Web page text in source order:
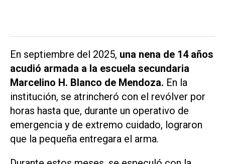
En septiembre del 2025, una nena de 14 años
acudió armada a la escuela secundaria
Marcelino H. Blanco de Mendoza. En la
institución, se atrincheró con el revólver por
horas hasta que, durante un operativo de
emergencia y de extremo cuidado, lograron
que la pequeña entregara el arma.